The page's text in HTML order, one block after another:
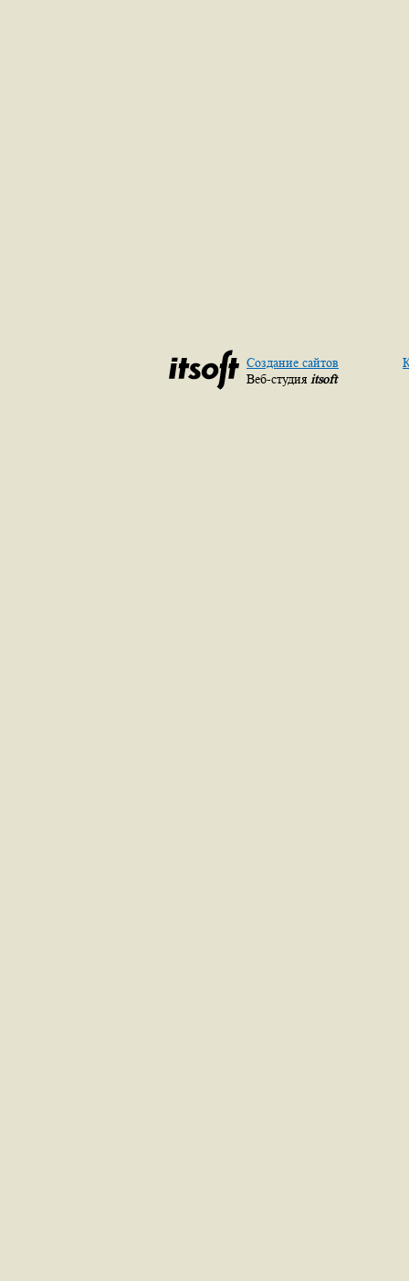
Создание сайтов
Веб-студия itsoft